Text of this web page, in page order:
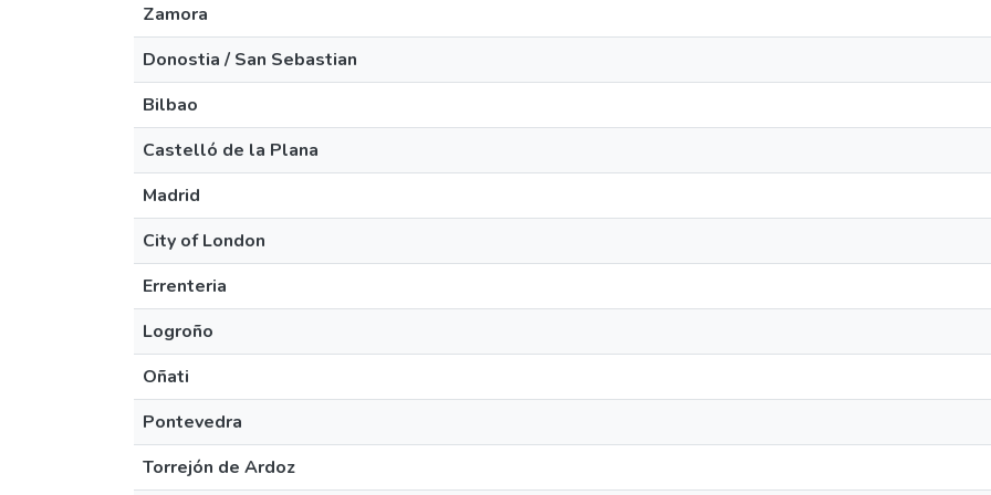
Zamora
Donostia / San Sebastian
Bilbao
Castelló de la Plana
Madrid
City of London
Errenteria
Logroño
Oñati
Pontevedra
Torrejón de Ardoz